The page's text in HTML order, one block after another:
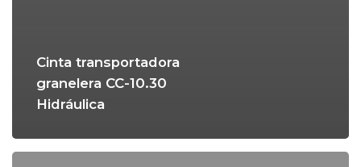
Cinta transportadora
granelera CC-10.30
Hidráulica